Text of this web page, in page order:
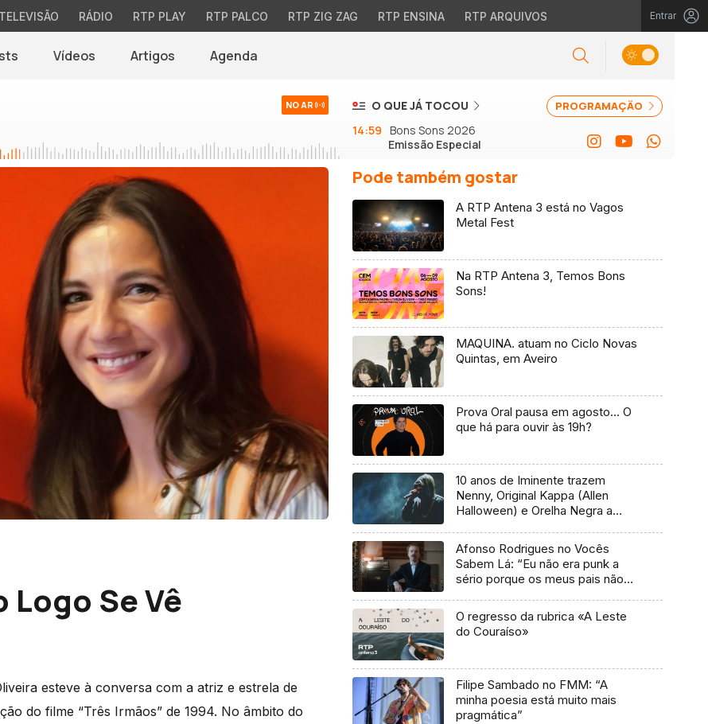
TELEVISÃO RÁDIO RTP PLAY RTP PALCO RTP ZIG ZAG RTP ENSINA RTP ARQUIVOS Entrar
Vídeos Artigos Agenda
NO AR PROGRAMAÇÃO
O QUE JÁ TOCOU
14:59 Bons Sons 2026
Emissão Especial
Se Vê
esteve à conversa com a atriz e estrela de
do filme “Três Irmãos” de 1994. No âmbito do
Pode também gostar
A RTP Antena 3 está no Vagos
Metal Fest
Na RTP Antena 3, Temos Bons
Sons!
MAQUINA. atuam no Ciclo Novas
Quintas, em Aveiro
Prova Oral pausa em agosto… O
que há para ouvir às 19h?
10 anos de Iminente trazem
Nenny, Original Kappa (Allen
Halloween) e Orelha Negra a
Afonso Rodrigues no Vocês
Sabem Lá: “Eu não era punk a
sério porque os meus pais não
O regresso da rubrica «A Leste
do Couraíso»
Filipe Sambado no FMM: “A
minha poesia está muito mais
pragmática”